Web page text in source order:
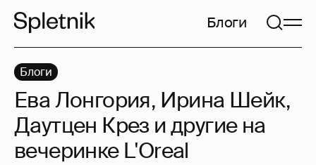
Блоги
Блоги
Ева Лонгория, Ирина Шейк,
Даутцен Крез и другие на
вечеринке L'Oreal